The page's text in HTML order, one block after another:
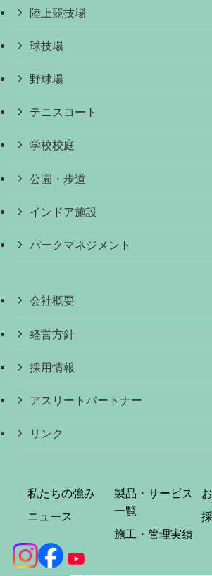
陸上競技場
球技場
野球場
テニスコート
学校校庭
公園・歩道
インドア施設
パークマネジメント
会社概要
経営方針
採用情報
アスリートパートナー
リンク
私たちの強み
ニュース
製品・サービス
一覧
施工・管理実績